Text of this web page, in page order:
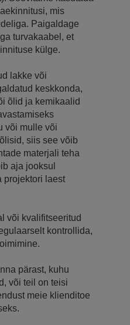
mis
Paigaldage
turvakaabel, et
külge.
lakke või
keskkonda,
õlid ja kemikaalid
või mulle või
siis see võib
materjali teha
aja jooksul
projektori laest
või kvalifitseeritud
kontrollida,
pärast, kuhu
või teil on teisi
meie klienditoe